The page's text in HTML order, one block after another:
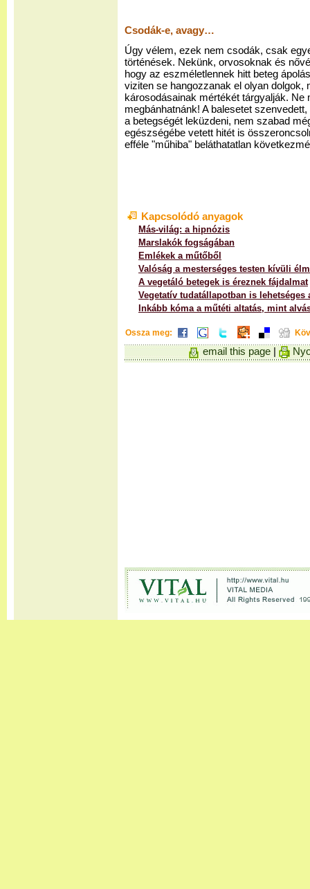
Csodák-e, avagy…
Úgy vélem, ezek nem csodák, csak
történések. Nekünk, orvosoknak és
hogy az eszméletlennek hitt beteg
viziten se hangozzanak el olyan dolgok,
károsodásainak mértékét tárgyalják.
megbánhatnánk! A balesetet
a betegségét leküzdeni, nem szabad
egészségébe vetett hitét is
efféle "műhiba" beláthatatlan
Kapcsolódó anyagok
Más-világ: a hipnózis
Marslakók fogságában
Emlékek a műtőből
Valóság a mesterséges testen kívüli
A vegetáló betegek is éreznek fájdalmat
Vegetatív tudatállapotban is lehetséges
Inkább kóma a műtéti altatás, mint
Ossza meg:
email this page